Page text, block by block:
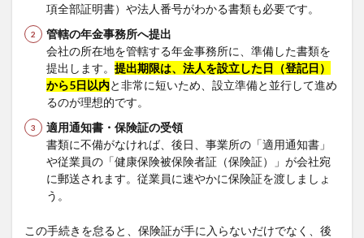
項全部証明書）や法人番号がわかる書類も必要です。
管轄の年金事務所へ提出
会社の所在地を管轄する年金事務所に、準備した書類を
提出します。 提出期限は、法人を設立した日（登記日）
から5日以内と非常に短いため、設立準備と並行して進め
るのが理想的です。
適用通知書・保険証の受領
書類に不備がなければ、後日、事業所の「適用通知書」
や従業員の「健康保険被保険者証（保険証）」が会社宛
に郵送されます。従業員に速やかに保険証を渡しましょ
う。
この手続きを怠ると、保険証が手に入らないだけでなく、後